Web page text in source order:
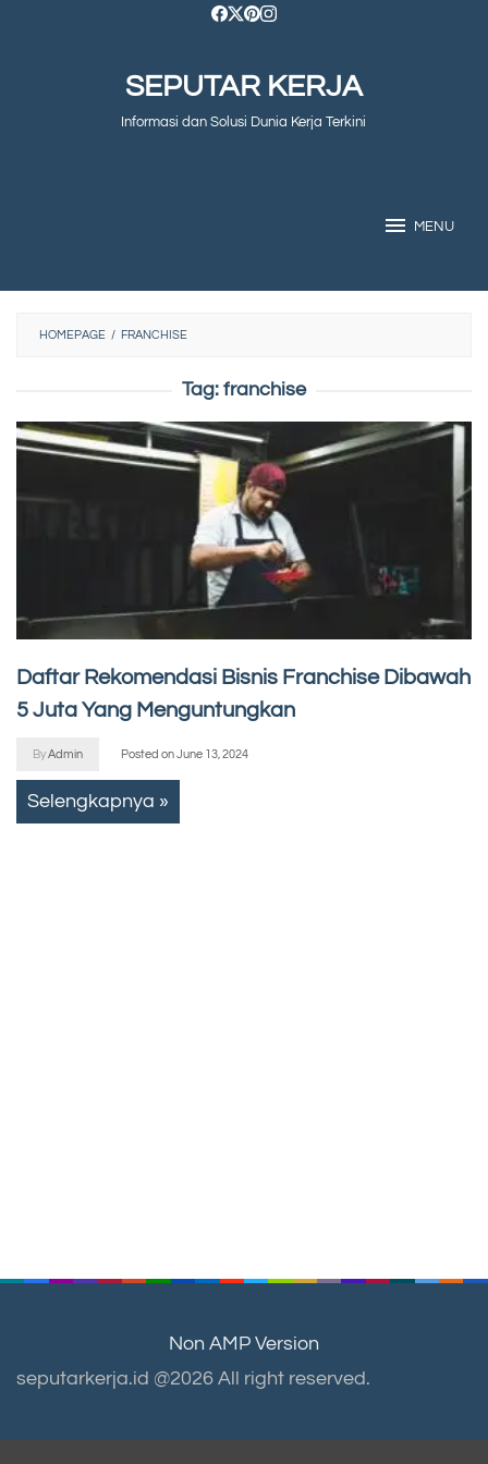
SEPUTAR KERJA
Informasi dan Solusi Dunia Kerja Terkini
MENU
HOMEPAGE / FRANCHISE
Tag: franchise
Daftar Rekomendasi Bisnis Franchise Dibawah
5 Juta Yang Menguntungkan
ByAdmin Posted onJune 13, 2024
Selengkapnya »
Non AMP Version
seputarkerja.id @2026 All right reserved.